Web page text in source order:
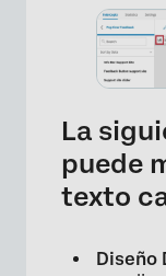
La
puede
texto
Diseño